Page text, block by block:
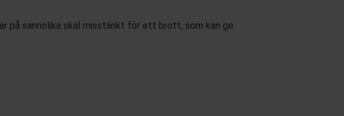
på sannolika skäl misstänkt för ett brott, som kan ge